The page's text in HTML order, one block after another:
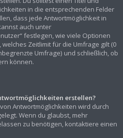
in die entsprechenden Felder
dass jede Antwortmöglichkeit in
auch unter
festlegen, wie viele Optionen
Zeitlimit für die Umfrage gilt (0
Umfrage) und schließlich, ob
können.
erstellen?
Antwortmöglichkeiten wird durch
Wenn du glaubst, mehr
zu benötigen, kontaktiere einen